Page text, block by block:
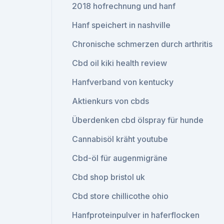
2018 hofrechnung und hanf
Hanf speichert in nashville
Chronische schmerzen durch arthritis
Cbd oil kiki health review
Hanfverband von kentucky
Aktienkurs von cbds
Überdenken cbd ölspray für hunde
Cannabisöl kräht youtube
Cbd-öl für augenmigräne
Cbd shop bristol uk
Cbd store chillicothe ohio
Hanfproteinpulver in haferflocken